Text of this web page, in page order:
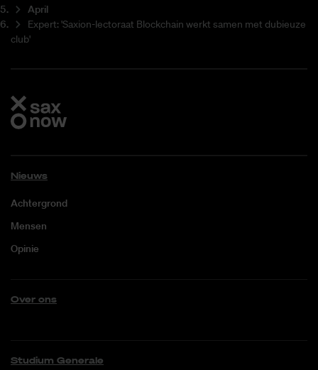
April
Expert: 'Saxion-lectoraat Blockchain werkt samen met dubieuze
club'
Nieuws
Achtergrond
Mensen
Opinie
Over ons
Studium Generale